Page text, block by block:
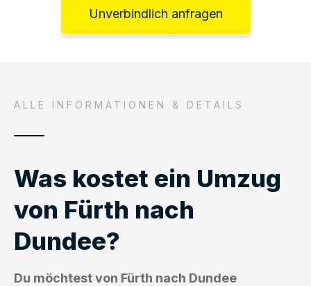
Unverbindlich anfragen
ALLE INFORMATIONEN & DETAILS
Was kostet ein Umzug
von Fürth nach
Dundee?
Du möchtest von Fürth nach Dundee